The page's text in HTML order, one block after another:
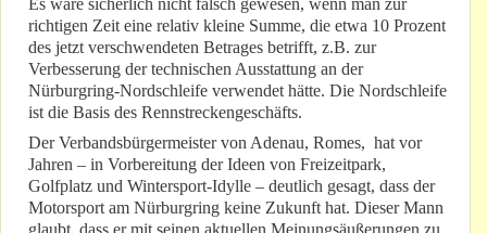
Es wäre sicherlich nicht falsch gewesen, wenn man zur
richtigen Zeit eine relativ kleine Summe, die etwa 10 Prozent
des jetzt verschwendeten Betrages betrifft, z.B. zur
Verbesserung der technischen Ausstattung an der
Nürburgring-Nordschleife verwendet hätte. Die Nordschleife
ist die Basis des Rennstreckengeschäfts.
Der Verbandsbürgermeister von Adenau, Romes, hat vor
Jahren – in Vorbereitung der Ideen von Freizeitpark,
Golfplatz und Wintersport-Idylle – deutlich gesagt, dass der
Motorsport am Nürburgring keine Zukunft hat. Dieser Mann